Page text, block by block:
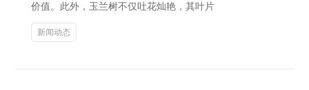
价值。此外，玉兰树不仅吐花灿艳，其叶片
新闻动态